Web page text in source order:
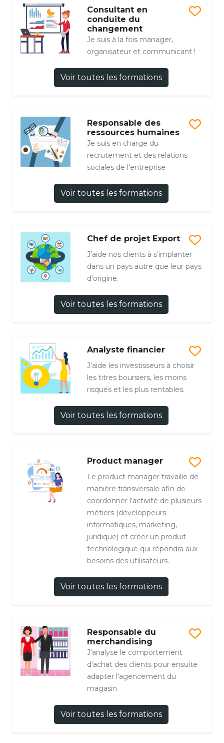
Consultant en
conduite du
changement
Je suis à la fois manager,
organisateur et communicant !
Voir toutes les formations
Responsable des
ressources humaines
Je suis en charge du
recrutement et des relations
sociales de l'entreprise
Voir toutes les formations
Chef de projet Export
J’aide nos clients à s’implanter
dans un pays autre que leur pays
d’origine.
Voir toutes les formations
Analyste financier
J'aide les investisseurs à choisir
les titres boursiers, les moins
risqués et les plus rentables.
Voir toutes les formations
Product manager
Le product manager travaille de
manière transversale afin de
coordonner l’activité de plusieurs
métiers (développeurs
informatiques, marketing,
juridique) et créer un produit
technologique qui répondra aux
besoins des utilisateurs.
Voir toutes les formations
Responsable du
merchandising
J'analyse le comportement
d'achat des clients pour ensuite
adapter l'agencement du
magasin
Voir toutes les formations